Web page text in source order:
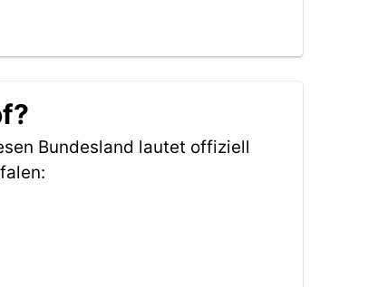
Bundesland lautet offiziell